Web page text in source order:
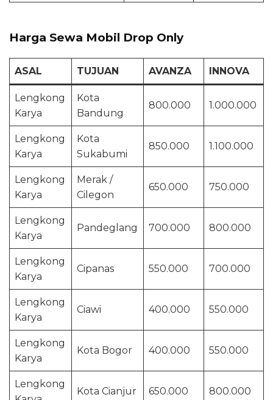
Harga Sewa Mobil Drop Only
ASAL TUJUAN AVANZA INNOVA
Lengkong
Karya
Kota
Bandung
800.000 1.000.000
Lengkong
Karya
Kota
Sukabumi
850.000 1.100.000
Lengkong
Karya
Merak /
Cilegon
650.000 750.000
Lengkong
Karya
Pandeglang 700.000 800.000
Lengkong
Karya
Cipanas 550.000 700.000
Lengkong
Karya
Ciawi 400.000 550.000
Lengkong
Karya
Kota Bogor 400.000 550.000
Lengkong
Kota Cianjur 650.000 800.000